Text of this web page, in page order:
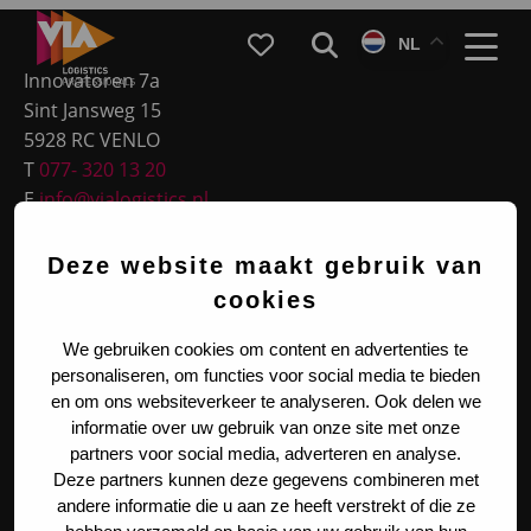
Deze website maakt gebruik van
cookies
We gebruiken cookies om content en advertenties te
personaliseren, om functies voor social media te bieden
en om ons websiteverkeer te analyseren. Ook delen we
informatie over uw gebruik van onze site met onze
partners voor social media, adverteren en analyse.
Deze partners kunnen deze gegevens combineren met
andere informatie die u aan ze heeft verstrekt of die ze
VIA
Logistics
FavorietenZoekenNL
Site
footer
Innovatoren 7a
Sint Jansweg 15
5928 RC VENLO
T 077- 320 13 20
Einfo@vialogistics.nl
BTW NL820054719B01
Meest gekozen
Functieprofielen
Legal & Social